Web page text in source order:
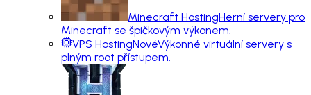
Minecraft HostingHerní servery pro
Minecraft se špičkovým výkonem.
VPS HostingNovéVýkonné virtuální servery s
plným root přístupem.